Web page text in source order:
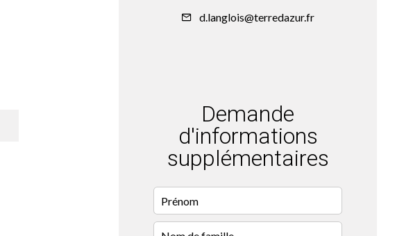
d.langlois@terredazur.fr
Demande
d'informations
supplémentaires